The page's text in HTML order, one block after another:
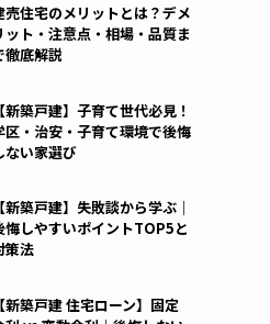
売住宅のメリットとは？デメ
ット・注意点・相場・品質ま
徹底解説
【新築戸建】子育て世代必見！
区・治安・子育て環境で後悔
ない家選び
【新築戸建】失敗談から学ぶ｜
悔しやすいポイントTOP5と
策法
【新築戸建 住宅ローン】固定